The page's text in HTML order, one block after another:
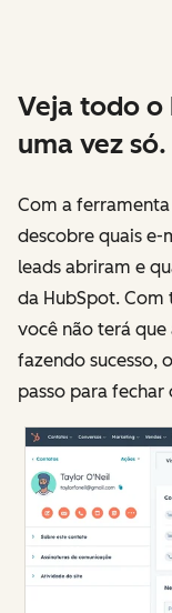
Veja todo o
uma vez só.
Com a
descobre quais e-
leads abriram e
da HubSpot. Com
você não terá
fazendo sucesso,
passo para fechar